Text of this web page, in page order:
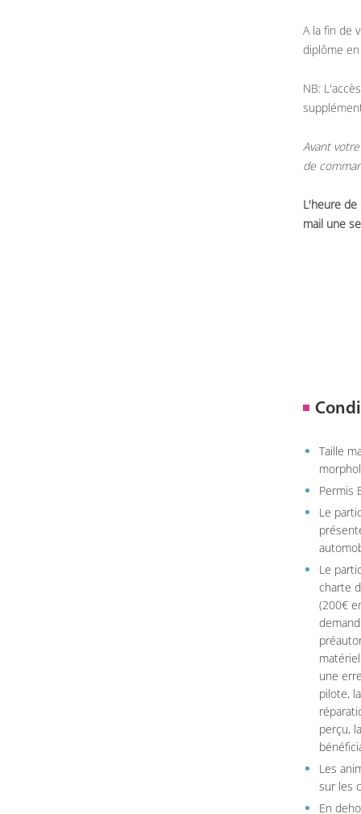
A la fin de
diplôme
NB:
Avant
de
L'heure de
mail une
Taille
Permis
Le
Le
charte
(200€
une
pilote,
perçu,
Les
sur les
En